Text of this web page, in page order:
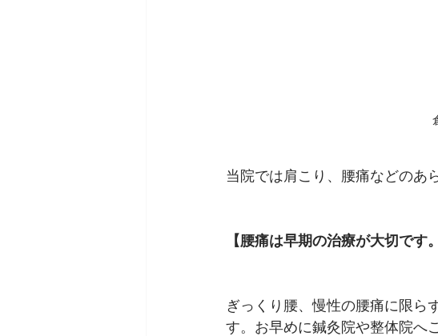
当院では肩こり、腰痛などのあ
【腰痛は早期の治療が大切です。
ぎっくり腰、慢性の腰痛に限ら
す。お早めに鍼灸院や整体院へ